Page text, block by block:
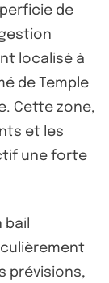
de
localisé à
de Temple
Cette zone,
et les
une forte
prévisions,